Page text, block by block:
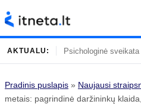
Turinys
AKTUALU: Psichologinė sveikata
Pradinis puslapis » Naujausi
metais: pagrindinė daržininkų